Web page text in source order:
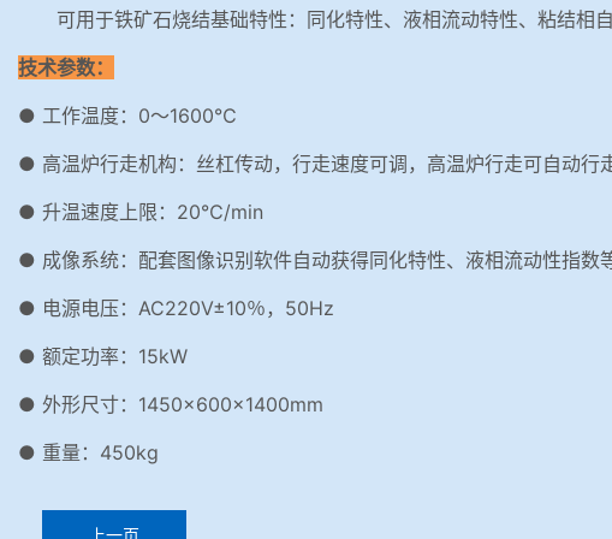
可用于铁矿石烧结基础特性：同化特性、液相流动特性、粘结相
技术参数：
● 工作温度：0～1600℃
● 高温炉行走机构：丝杠传动，行走速度可调，高温炉行走可自动行
● 升温速度上限：20℃/min
● 成像系统：配套图像识别软件自动获得同化特性、液相流动性指数
● 电源电压：AC220V±10％，50Hz
● 额定功率：15kW
● 外形尺寸：1450×600×1400mm
● 重量：450kg
上一页